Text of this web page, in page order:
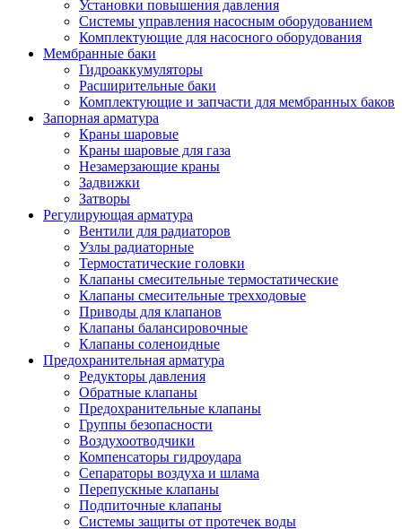
Установки повышения давления
Системы управления насосным оборудованием
Комплектующие для насосного оборудования
Мембранные баки
Гидроаккумуляторы
Расширительные баки
Комплектующие и запчасти для мембранных баков
Запорная арматура
Краны шаровые
Краны шаровые для газа
Незамерзающие краны
Задвижки
Затворы
Регулирующая арматура
Вентили для радиаторов
Узлы радиаторные
Термостатические головки
Клапаны смесительные термостатические
Клапаны смесительные трехходовые
Приводы для клапанов
Клапаны балансировочные
Клапаны соленоидные
Предохранительная арматура
Редукторы давления
Обратные клапаны
Предохранительные клапаны
Группы безопасности
Воздухоотводчики
Компенсаторы гидроудара
Сепараторы воздуха и шлама
Перепускные клапаны
Подпиточные клапаны
Системы защиты от протечек воды